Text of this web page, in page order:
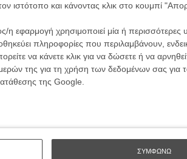
ιστότοπο και κάνοντας κλικ στο κουμπί
εφαρμογή χρησιμοποιεί μία ή περισσότερες
πληροφορίες που περιλαμβάνουν,
να κάνετε κλικ για να δώσετε ή να
της για τη χρήση των δεδομένων σας
της Google.
ΣΥΜΦΩΝΩ
Εγγράψου